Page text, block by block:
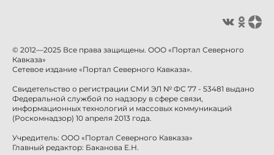
© 2012—2025 Все права защищены. ООО «Портал Северного
Кавказа»
Сетевое издание «Портал Северного Кавказа».
Свидетельство о регистрации СМИ ЭЛ № ФС 77 - 53481 выдано
Федеральной службой по надзору в сфере связи,
информационных технологий и массовых коммуникаций
(Роскомнадзор) 10 апреля 2013 года.
Учредитель: ООО «Портал Северного Кавказа»
Главный редактор: Баканова Е.Н.